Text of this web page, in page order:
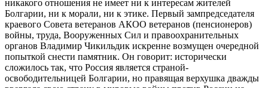
никакого отношения не имеет ни к интересам жителей
Болгарии, ни к морали, ни к этике. Первый зампредседателя
краевого Совета ветеранов АКОО ветеранов (пенсионеров)
войны, труда, Вооруженных Сил и правоохранительных
органов Владимир Чикильдик искренне возмущен очередной
попыткой снести памятник. Он говорит: исторически
сложилось так, что Россия является страной-
освободительницей Болгарии, но правящая верхушка дважды